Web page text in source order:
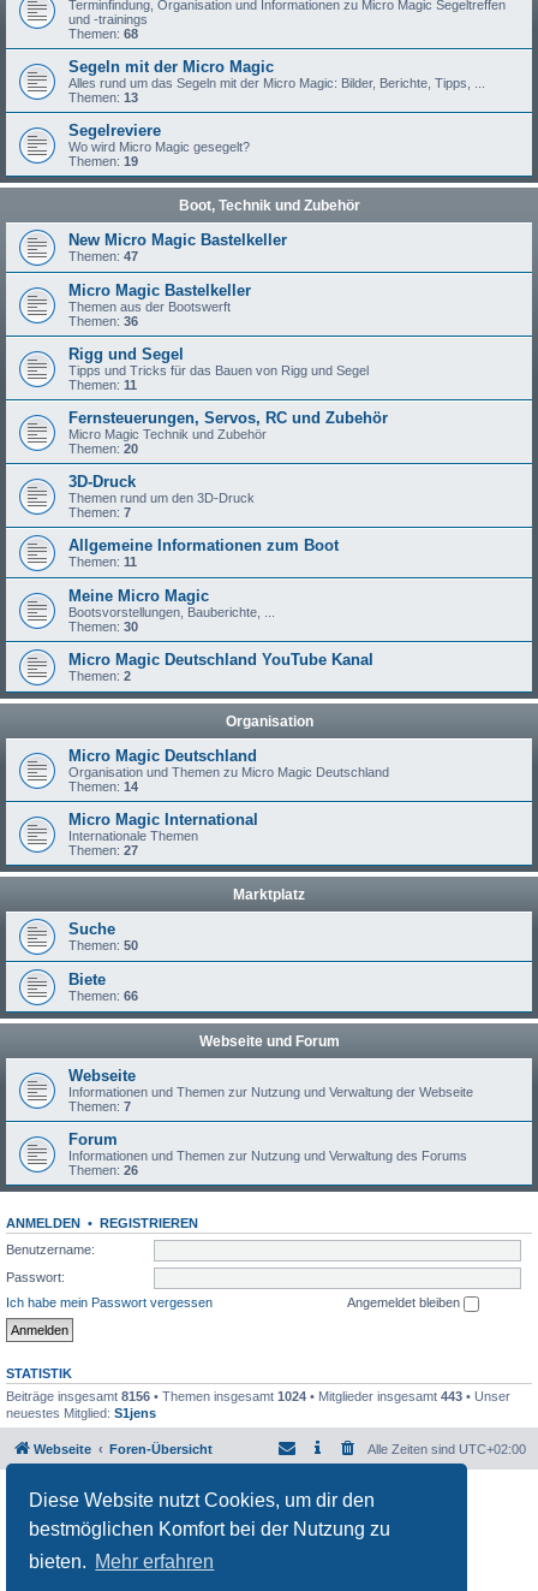
Diese Website nutzt Cookies, um dir den
bestmöglichen Komfort bei der Nutzung zu
bieten. Mehr erfahren
Terminfindung, Organisation und Informationen zu Micro Magic Segeltreffen
und -trainings
Themen: 68
Segeln mit der Micro Magic
Alles rund um das Segeln mit der Micro Magic: Bilder, Berichte, Tipps, ...
Themen: 13
Segelreviere
Wo wird Micro Magic gesegelt?
Themen: 19
Boot, Technik und Zubehör
New Micro Magic Bastelkeller
Themen: 47
Micro Magic Bastelkeller
Themen aus der Bootswerft
Themen: 36
Rigg und Segel
Tipps und Tricks für das Bauen von Rigg und Segel
Themen: 11
Fernsteuerungen, Servos, RC und Zubehör
Micro Magic Technik und Zubehör
Themen: 20
3D-Druck
Themen rund um den 3D-Druck
Themen: 7
Allgemeine Informationen zum Boot
Themen: 11
Meine Micro Magic
Bootsvorstellungen, Bauberichte, ...
Themen: 30
Micro Magic Deutschland YouTube Kanal
Themen: 2
Organisation
Micro Magic Deutschland
Organisation und Themen zu Micro Magic Deutschland
Themen: 14
Micro Magic International
Internationale Themen
Themen: 27
Marktplatz
Suche
Themen: 50
Biete
Themen: 66
Webseite und Forum
Webseite
Informationen und Themen zur Nutzung und Verwaltung der Webseite
Themen: 7
Forum
Informationen und Themen zur Nutzung und Verwaltung des Forums
Themen: 26
ANMELDEN •
REGISTRIEREN
Benutzername:
Passwort:
Ich habe mein Passwort vergessen
Angemeldet bleiben
STATISTIK
Beiträge insgesamt 8156 • Themen insgesamt 1024 • Mitglieder insgesamt 443 • Unser
neuestes Mitglied: S1jens
Webseite Foren-Übersicht Alle Zeiten sind UTC+02:00
Powered by phpBB
® Forum Software © phpBB Limited
Datenschutz|Nutzungsbedingungen